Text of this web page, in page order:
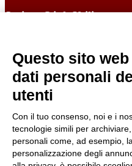
Sezione Link Utili
Informativa Privacy
Ufficio Relazioni con il
Dichiarazione di
Obiettivi di accessibilità
Gestione consensi cookie
Amministrazione
Pagina visualizzata
125700
Questo sito
dati personali
utenti
Con il tuo consenso, noi e i
tecnologie simili per
personali come, ad esempio,
personalizzazione degli